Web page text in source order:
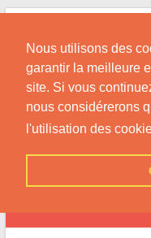
Nous utilisons des
garantir la meilleure
site. Si vous
nous considérerons
l'utilisation des
Skip
content
Nos Conseils pour
Originaire de Chine !